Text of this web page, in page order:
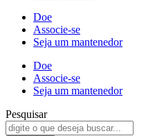
Doe
Associe-se
Seja um mantenedor
Doe
Associe-se
Seja um mantenedor
Pesquisar